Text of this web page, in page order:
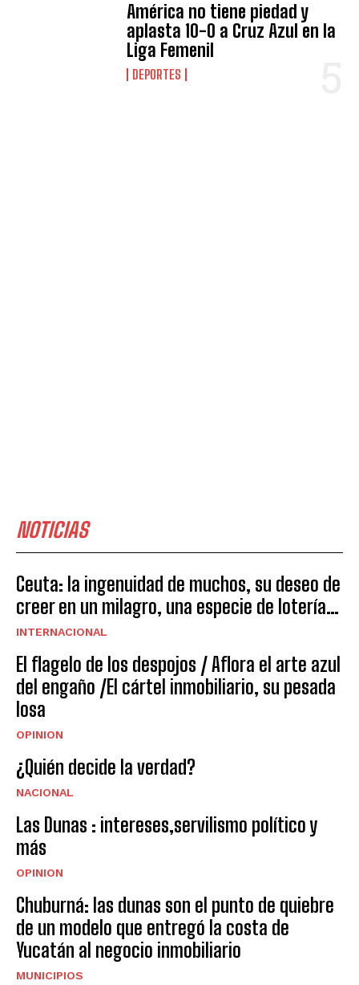
América no tiene piedad y
aplasta 10-0 a Cruz Azul en la
Liga Femenil
DEPORTES
NOTICIAS
Ceuta: la ingenuidad de muchos, su deseo de
creer en un milagro, una especie de lotería…
INTERNACIONAL
El flagelo de los despojos / Aflora el arte azul
del engaño /El cártel inmobiliario, su pesada
losa
OPINION
¿Quién decide la verdad?
NACIONAL
Las Dunas : intereses,servilismo político y
más
OPINION
Chuburná: las dunas son el punto de quiebre
de un modelo que entregó la costa de
Yucatán al negocio inmobiliario
MUNICIPIOS